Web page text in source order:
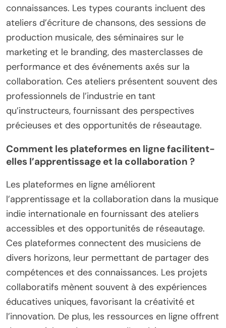
connaissances. Les types courants incluent des
ateliers d’écriture de chansons, des sessions de
production musicale, des séminaires sur le
marketing et le branding, des masterclasses de
performance et des événements axés sur la
collaboration. Ces ateliers présentent souvent des
professionnels de l’industrie en tant
qu’instructeurs, fournissant des perspectives
précieuses et des opportunités de réseautage.
Comment les plateformes en ligne facilitent-
elles l’apprentissage et la collaboration ?
Les plateformes en ligne améliorent
l’apprentissage et la collaboration dans la musique
indie internationale en fournissant des ateliers
accessibles et des opportunités de réseautage.
Ces plateformes connectent des musiciens de
divers horizons, leur permettant de partager des
compétences et des connaissances. Les projets
collaboratifs mènent souvent à des expériences
éducatives uniques, favorisant la créativité et
l’innovation. De plus, les ressources en ligne offrent